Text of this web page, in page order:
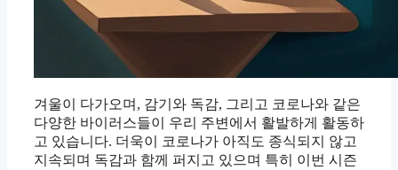
겨울이 다가오며, 감기와 독감, 그리고 코로나와 같은
다양한 바이러스들이 우리 주변에서 활발하게 활동하
고 있습니다. 더욱이 코로나가 아직도 종식되지 않고
지속되며 독감과 함께 퍼지고 있으며 특히 이번 시즌